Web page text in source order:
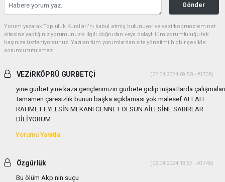
Gönder
Yorum yazarak Topluluk Kuralları’nı kabul etmiş bulunuyor ve vezirkopruozlem.net
sitesine yaptığınız yorumunuzla ilgili doğrudan veya dolaylı tüm sorumluluğu tek
başınıza üstleniyorsunuz. Yazılan tüm yorumlardan site yönetimi hiçbir şekilde
sorumlu tutulamaz.
VEZİRKÖPRÜ GURBETÇİ (02.04.2024 09:58 - #1738)
yine gurbet yine kaza gençlerimizin gurbete gidip inşaatlarda çalışmaları
tamamen çaresizlik bunun başka açıklaması yok malesef ALLAH
RAHMET EYLESİN MEKANI CENNET OLSUN AİLESİNE SABIRLAR
DİLİYORUM
Yorumu Yanıtla
Özgürlük (02.04.2024 13:57 - #1746)
Bu ölüm Akp nin suçu